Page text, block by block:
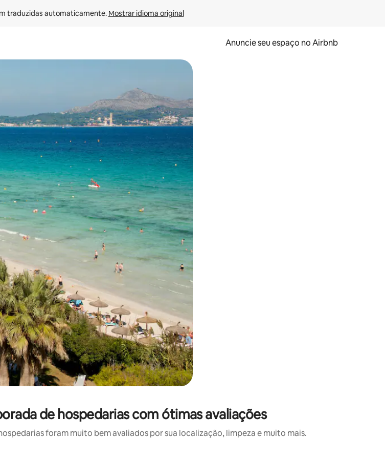
traduzidas automaticamente. Mostrar idioma original
Anuncie seu espaço no Airbnb
cima e para baixo do teclado ou tocando e deslizando o dedo na tela.
de hospedarias com ótimas avaliações
foram muito bem avaliados por sua localização, limpeza e muito mais.